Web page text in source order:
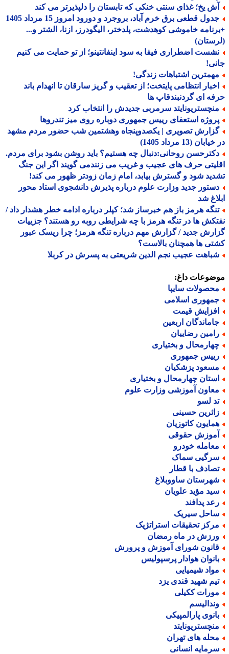
یخ؛ غذای سنتی خنکی که تابستان را دلپذیرتر می کند
جدول قطعی برق خرم آباد، بروجرد و دورود امروز 15 مرداد 1405
خاموشی کوهدشت، پلدختر، الیگودرز، ازنا، الشتر و...
اضطراری فیفا به سود اینفانتینو؛ از تو حمایت می کنیم
اشتباهات زندگی!
انتظامی پایتخت؛ از تعقیب و گریز سارقان تا انهدام باند
ای گردنبندقاپ ها
سرمربی جدیدش را انتخاب کرد
استعفای رییس جمهوری دوباره روی میز تندروها
تصویری | یکصدوپنجاه وهشتمین شب حضور مردم مشهد
(13 مرداد 1405)
روحانی:دنبال چه هستیم؟ باید روشن بشود برای مردم.
حرف های عجیب و غریب می زنندمی گویند اگر این جنگ
شود و گسترش بیابد، امام زمان زودتر ظهور می کند!
جدید وزارت علوم درباره پذیرش دانشجوی استاد محور
شد
هرمز باز هم خبرساز شد؛ کپلر درباره ادامه خطر هشدار داد /
ها در تنگه هرمز با چه شرایطی روبه رو هستند؟ جزییات
جدید / گزارش مهم درباره تنگه هرمز؛ چرا ریسک عبور
ها همچنان بالاست؟
عجیب نجم الدین شریعتی به پسرش در کربلا
داغ:
سایپا
اسلامی
قیمت
اربعین
رضاییان
و بختیاری
جمهوری
پزشکیان
چهارمحال و بختیاری
آموزشی وزارت علوم
لسو
حسینی
کاتوزیان
حقوقی
خودرو
سماک
با قطار
ساووبلاغ
مؤید علویان
پدافند
سیریک
تحقیقات استراتژیک
در ماه رمضان
شورای آموزش و پرورش
هوادار پرسپولیس
شیمیایی
شهید قندی یزد
ککیلی
پارالمپیکی
های تهران
انسانی